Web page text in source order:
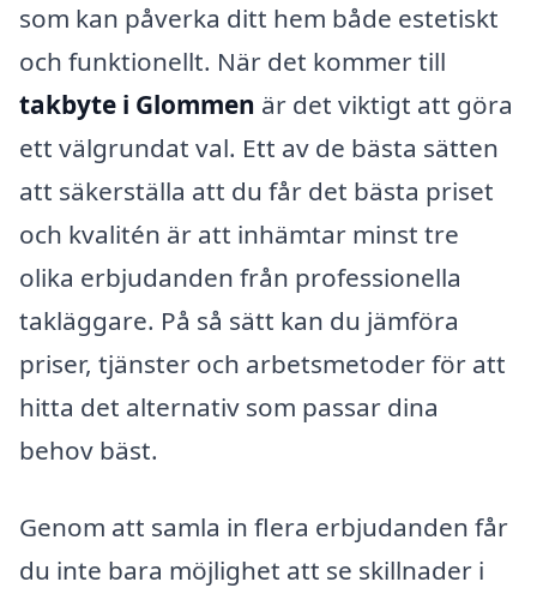
som kan påverka ditt hem både estetiskt
och funktionellt. När det kommer till
takbyte i Glommen är det viktigt att göra
ett välgrundat val. Ett av de bästa sätten
att säkerställa att du får det bästa priset
och kvalitén är att inhämtar minst tre
olika erbjudanden från professionella
takläggare. På så sätt kan du jämföra
priser, tjänster och arbetsmetoder för att
hitta det alternativ som passar dina
behov bäst.
Genom att samla in flera erbjudanden får
du inte bara möjlighet att se skillnader i